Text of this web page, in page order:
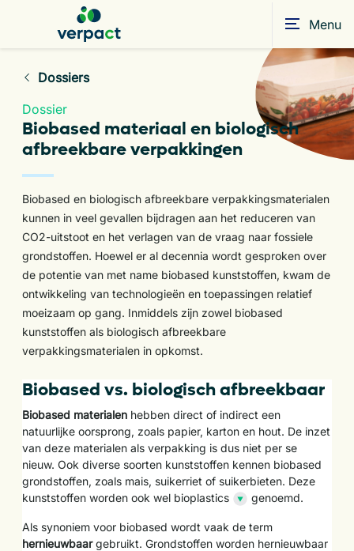
Menu
Dossiers
Dossier
Biobased materiaal en biologisch
afbreekbare verpakkingen
Biobased en biologisch afbreekbare verpakkingsmaterialen
kunnen in veel gevallen bijdragen aan het reduceren van
CO2-uitstoot en het verlagen van de vraag naar fossiele
grondstoffen. Hoewel er al decennia wordt gesproken over
de potentie van met name biobased kunststoffen, kwam de
ontwikkeling van technologieën en toepassingen relatief
moeizaam op gang. Inmiddels zijn zowel biobased
kunststoffen als biologisch afbreekbare
verpakkingsmaterialen in opkomst.
Biobased vs. biologisch afbreekbaar
Biobased materialen hebben direct of indirect een
natuurlijke oorsprong, zoals papier, karton en hout. De inzet
van deze materialen als verpakking is dus niet per se
nieuw. Ook diverse soorten kunststoffen kennen biobased
grondstoffen, zoals mais, suikerriet of suikerbieten. Deze
kunststoffen worden ook wel bioplastics genoemd.
Als synoniem voor biobased wordt vaak de term
hernieuwbaargebruikt. Grondstoffen worden hernieuwbaar